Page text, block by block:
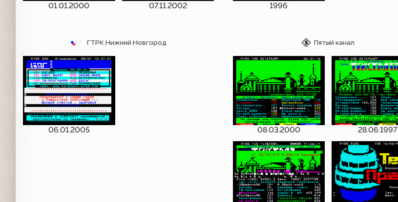
01.01.2000 07.11.2002 1996
ГТРК Нижний Новгород
06.01.2005
Пятый канал
08.03.2000 28.06.1997